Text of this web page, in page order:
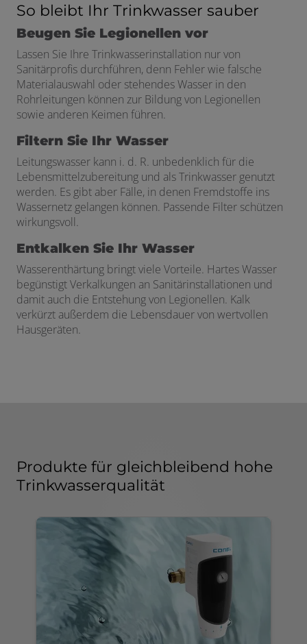
So bleibt Ihr Trinkwasser sauber
Beugen Sie Legionellen vor
Lassen Sie Ihre Trinkwasserinstallation nur von
Sanitärprofis durchführen, denn Fehler wie falsche
Materialauswahl oder stehendes Wasser in den
Rohrleitungen können zur Bildung von Legionellen
sowie anderen Keimen führen.
Filtern Sie Ihr Wasser
Leitungswasser kann i. d. R. unbedenklich für die
Lebensmittelzubereitung und als Trinkwasser genutzt
werden. Es gibt aber Fälle, in denen Fremdstoffe ins
Wassernetz gelangen können. Passende Filter schützen
wirkungsvoll.
Entkalken Sie Ihr Wasser
Wasserenthärtung bringt viele Vorteile. Hartes Wasser
begünstigt Verkalkungen an Sanitärinstallationen und
damit auch die Entstehung von Legionellen. Kalk
verkürzt außerdem die Lebensdauer von wertvollen
Hausgeräten.
Produkte für gleichbleibend hohe
Trinkwasserqualität